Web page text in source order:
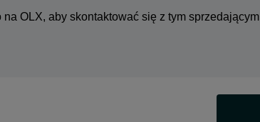
na OLX, aby skontaktować się z tym sprzedającym